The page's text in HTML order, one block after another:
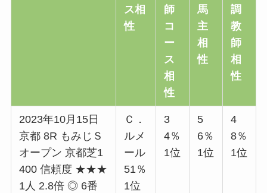
ス相
性
師
コ
ー
ス
相
性
馬
主
相
性
調
教
師
相
性
2023年10月15日
京都 8R もみじＳ
オープン 京都芝1
400 信頼度 ★★★
1人 2.8倍 ◎ 6番
Ｃ．
ルメ
ール
51％
1位
3
4％
1位
5
6％
1位
4
8％
1位